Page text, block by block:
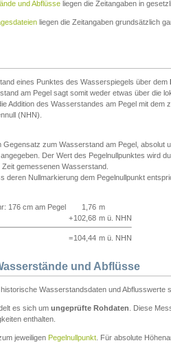
und Abflüsse liegen die Zeitangaben in
liegen die Zeitangaben grundsätzlich
eines Punktes des Wasserspiegels über dem
am Pegel sagt somit weder etwas über die
Addition des Wasserstandes am Pegel mit dem
(NHN).
Gegensatz zum Wasserstand am Pegel,
Der Wert des Pegelnullpunktes wird
gemessenen Wasserstand.
deren Nullmarkierung dem Pegelnullpunkt
176 cm am Pegel
1,76 m
+102,68 m ü. NHN
=104,44 m ü. NHN
und Abflüsse
Wasserstandsdaten und Abflusswerte
es sich um ungeprüfte Rohdaten . Diese
enthalten.
jeweiligen Pegelnullpunkt . Für absolute